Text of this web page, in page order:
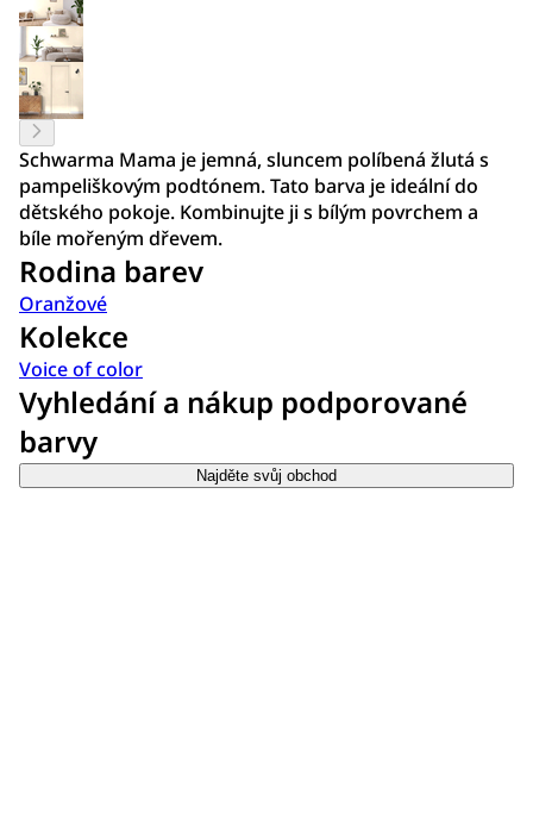
Schwarma Mama je jemná, sluncem políbená žlutá s
pampeliškovým podtónem. Tato barva je ideální do
dětského pokoje. Kombinujte ji s bílým povrchem a
bíle mořeným dřevem.
Rodina barev
Oranžové
Kolekce
Voice of color
Vyhledání a nákup podporované
barvy
Najděte svůj obchod